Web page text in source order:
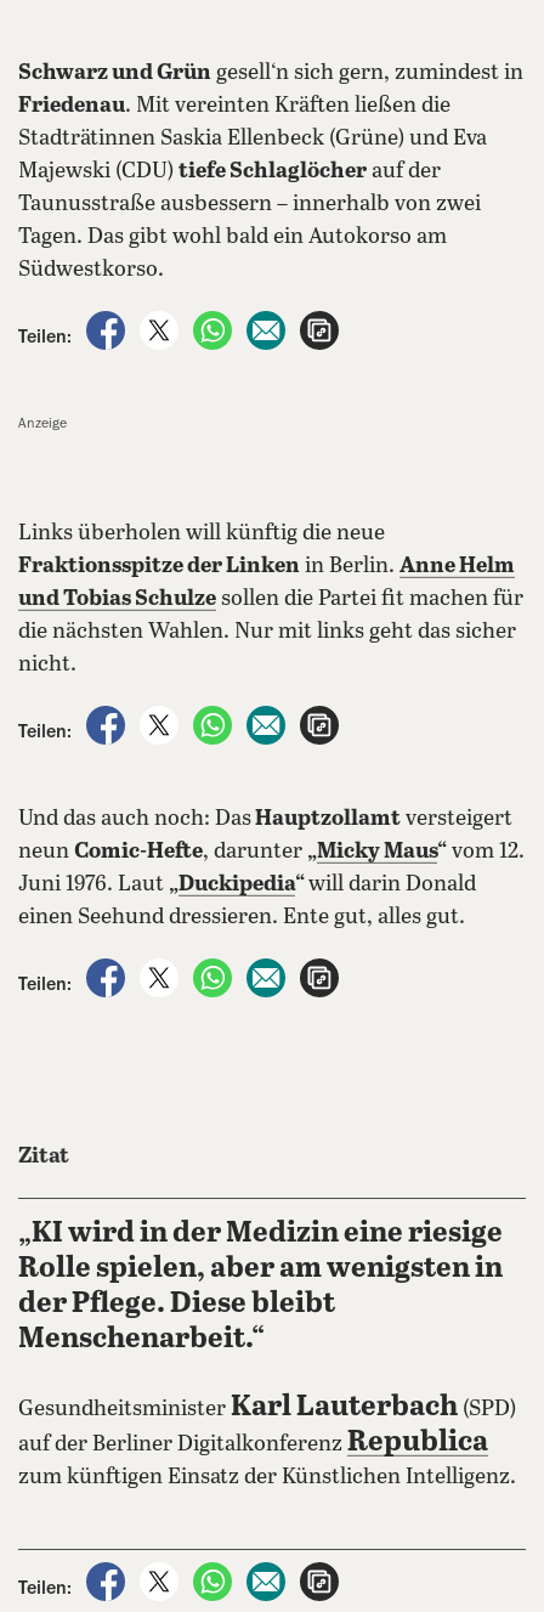
Schwarz und Grün gesell‘n sich gern, zumindest in
Friedenau. Mit vereinten Kräften ließen die
Stadträtinnen Saskia Ellenbeck (Grüne) und Eva
Majewski (CDU) tiefe Schlaglöcher auf der
Taunusstraße ausbessern – innerhalb von zwei
Tagen. Das gibt wohl bald ein Autokorso am
Südwestkorso.
Teilen:
auf Facebook teilen
auf X teilenper WhatsApp teilen
per E-Mail teilen
Anzeige
Links überholen will künftig die neue
Fraktionsspitze der Linken in Berlin. Anne Helm
und Tobias Schulze sollen die Partei fit machen für
die nächsten Wahlen. Nur mit links geht das sicher
nicht.
Teilen:
auf Facebook teilen
auf X teilenper WhatsApp teilen
per E-Mail teilen
Und das auch noch: DasHauptzollamt versteigert
neun Comic-Hefte, darunter „Micky Maus“ vom 12.
Juni 1976. Laut „Duckipedia“will darin Donald
einen Seehund dressieren. Ente gut, alles gut.
Teilen:
auf Facebook teilen
auf X teilenper WhatsApp teilen
per E-Mail teilen
Zitat
„KI wird in der Medizin eine riesige
Rolle spielen, aber am wenigsten in
der Pflege. Diese bleibt
Menschenarbeit.“
Gesundheitsminister Karl Lauterbach (SPD)
auf der Berliner Digitalkonferenz Republica
zum künftigen Einsatz der Künstlichen Intelligenz.
Teilen:
auf Facebook teilen
auf X teilenper WhatsApp teilen
per E-Mail teilen